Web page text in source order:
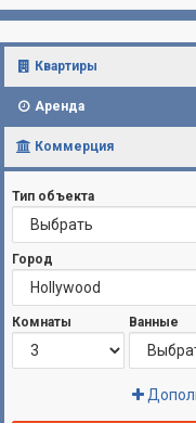
Квартиры
Аренда
Коммерция
Тип объекта
Город
Комнаты Ванные